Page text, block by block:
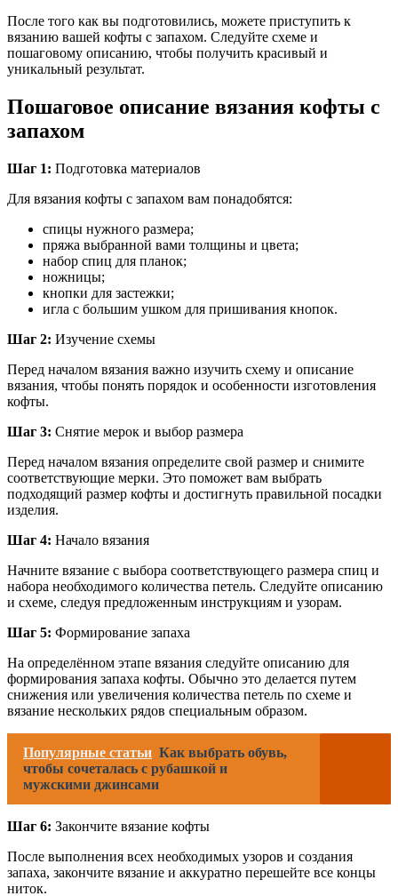
После того как вы подготовились, можете приступить к
вязанию вашей кофты с запахом. Следуйте схеме и
пошаговому описанию, чтобы получить красивый и
уникальный результат.
Пошаговое описание вязания кофты с
запахом
Шаг 1: Подготовка материалов
Для вязания кофты с запахом вам понадобятся:
спицы нужного размера;
пряжа выбранной вами толщины и цвета;
набор спиц для планок;
ножницы;
кнопки для застежки;
игла с большим ушком для пришивания кнопок.
Шаг 2: Изучение схемы
Перед началом вязания важно изучить схему и описание
вязания, чтобы понять порядок и особенности изготовления
кофты.
Шаг 3: Снятие мерок и выбор размера
Перед началом вязания определите свой размер и снимите
соответствующие мерки. Это поможет вам выбрать
подходящий размер кофты и достигнуть правильной посадки
изделия.
Шаг 4: Начало вязания
Начните вязание с выбора соответствующего размера спиц и
набора необходимого количества петель. Следуйте описанию
и схеме, следуя предложенным инструкциям и узорам.
Шаг 5: Формирование запаха
На определённом этапе вязания следуйте описанию для
формирования запаха кофты. Обычно это делается путем
снижения или увеличения количества петель по схеме и
вязание нескольких рядов специальным образом.
Популярные статьи Как выбрать обувь,
чтобы сочеталась с рубашкой и
мужскими джинсами
Шаг 6: Закончите вязание кофты
После выполнения всех необходимых узоров и создания
запаха, закончите вязание и аккуратно перешейте все концы
ниток.